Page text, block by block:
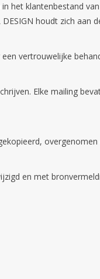
het klantenbestand van
houdt zich aan
vertrouwelijke
Elke mailing
en met